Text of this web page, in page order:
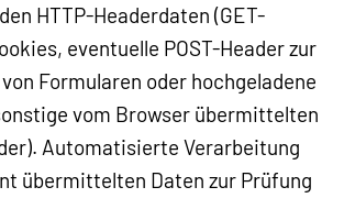
HTTP-Headerdaten (GET-
eventuelle POST-Header zur
Formularen oder hochgeladene
vom Browser übermittelten
Automatisierte Verarbeitung
übermittelten Daten zur Prüfung